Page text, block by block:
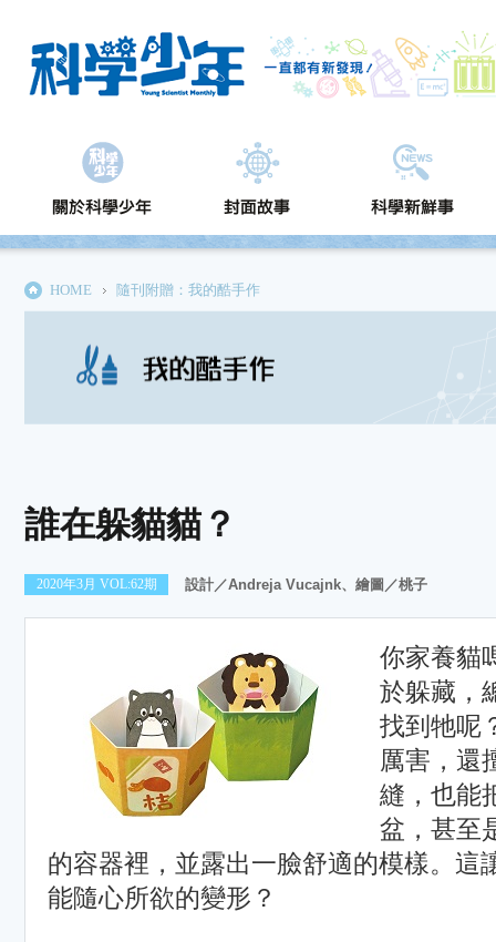
HOME 隨刊附贈：我的酷手作
誰在躲貓貓？
2020年3月 VOL:62期 設計／Andreja Vucajnk、繪圖／桃子
你家養貓
於躲藏，
找到牠呢
厲害，還
縫，也能
盆，甚至
的容器裡，並露出一臉舒適的模樣。這
能隨心所欲的變形？